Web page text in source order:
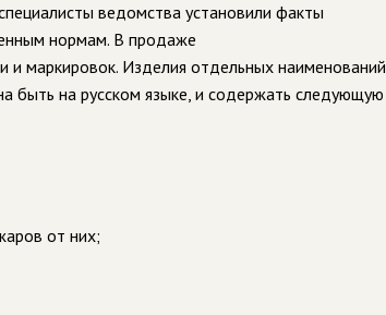
ведомства установили факты
нормам. В продаже
и маркировок. Изделия отдельных наименований
быть на русском языке, и содержать следующую
от них;